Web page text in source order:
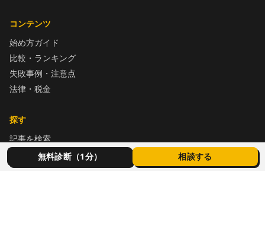
コンテンツ
始め方ガイド
比較・ランキング
失敗事例・注意点
法律・税金
探す
記事を検索
タグ一覧無料診断（1分） 相談する